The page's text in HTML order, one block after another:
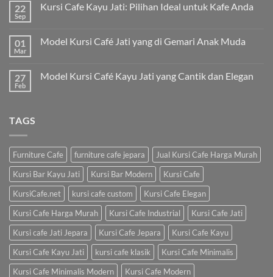
22
Sep
Kursi Cafe Kayu Jati: Pilihan Ideal untuk Kafe Anda
01
Mar
Model Kursi Café Jati yang di Gemari Anak Muda
27
Feb
Model Kursi Café Kayu Jati yang Cantik dan Elegan
TAGS
Furniture Cafe furniture cafe jepara
Jual Kursi Cafe Harga Murah
Kursi Bar Kayu Jati
Kursi Bar Modern
Kursi Cafe
KursiCafe.net
kursi cafe custom
Kursi Cafe Elegan
Kursi Cafe Harga Murah
Kursi Cafe Industrial
Kursi Cafe Jati
Kursi cafe Jati Jepara
Kursi Cafe Jepara
Kursi Cafe Kayu
Kursi Cafe Kayu Jati
kursi cafe klasik
Kursi Cafe Minimalis
Kursi Cafe Minimalis Modern
Kursi Cafe Modern